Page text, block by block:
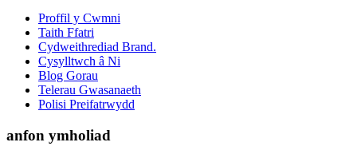
Proffil y Cwmni
Taith Ffatri
Cydweithrediad Brand.
Cysylltwch â Ni
Blog Gorau
Telerau Gwasanaeth
Polisi Preifatrwydd
anfon ymholiad